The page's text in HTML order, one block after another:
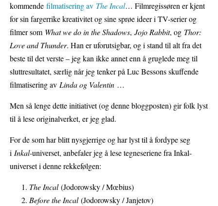
kommende filmatisering av The Incal… Filmregissøren er kjent
for sin fargerrike kreativitet og sine sprøe ideer i TV-serier og
filmer som What we do in the Shadows, Jojo Rabbit, og Thor:
Love and Thunder. Han er uforutsigbar, og i stand til alt fra det
beste til det verste – jeg kan ikke annet enn å gruglede meg til
sluttresultatet, særlig når jeg tenker på Luc Bessons skuffende
filmatisering av Linda og Valentin …
Men så lenge dette initiativet (og denne bloggposten) gir folk lyst
til å lese originalverket, er jeg glad.
For de som har blitt nysgjerrige og har lyst til å fordype seg
i Inkal-universet, anbefaler jeg å lese tegneseriene fra Inkal-
universet i denne rekkefølgen:
The Incal(Jodorowsky / Mœbius)
Before the Incal(Jodorowsky / Janjetov)